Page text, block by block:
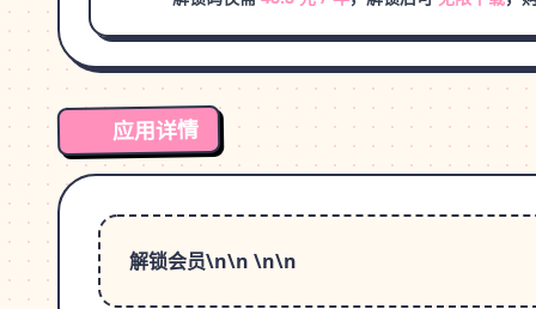
应用详情
解锁会员\n\n \n\n